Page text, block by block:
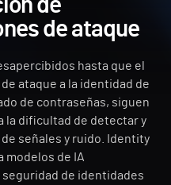
de
de ataque
hasta que el
ataque a la identidad de
de contraseñas, siguen
la dificultad de detectar y
señales y ruido. Identity
modelos de IA
de identidades